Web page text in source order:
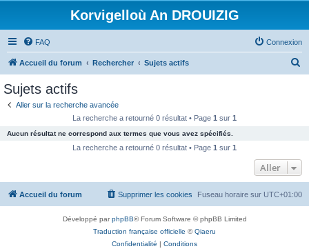
Korvigelloù An DROUIZIG
FAQ Connexion
Accueil du forum Rechercher Sujets actifs
c
e
Sujets actifs
Aller sur la recherche avancée
La recherche a retourné 0 résultat • Page 1 sur 1
Aucun résultat ne correspond aux termes que vous avez spécifiés.
La recherche a retourné 0 résultat • Page 1 sur 1
Aller
Accueil du forum Fuseau horaire sur UTC+01:00
Supprimer les cookies
Développé parphpBB® Forum Software © phpBB Limited
Traduction française officielle ©Qiaeru
Confidentialité | Conditions